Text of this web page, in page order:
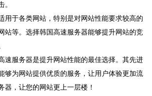
。
用于各类网站，特别是对网站性能要求较高的
站等。选择韩国高速服务器能够提升网站的竞
速服务器是提升网站性能的最佳选择。其先进
够为网站提供优质的服务，让用户体验更加流
器，让您的网站更上一层楼！